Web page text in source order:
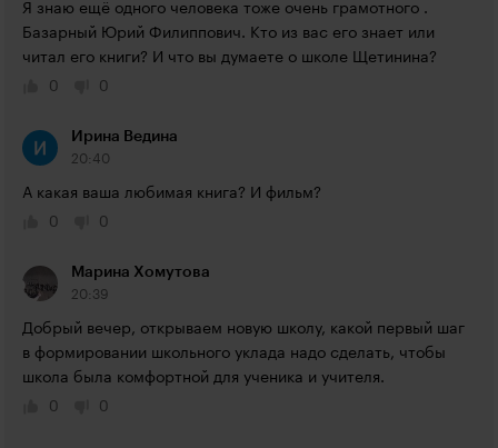
Я знаю ещё одного человека тоже очень грамотного .
Базарный Юрий Филиппович. Кто из вас его знает или
читал его книги? И что вы думаете о школе Щетинина?
0
0
Ирина Ведина
20:40
А какая ваша любимая книга? И фильм?
0
0
Марина Хомутова
20:39
Добрый вечер, открываем новую школу, какой первый шаг
в формировании школьного уклада надо сделать, чтобы
школа была комфортной для ученика и учителя.
0
0